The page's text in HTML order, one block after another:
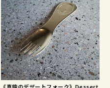
《真鍮のデザートフォーク》Dessert